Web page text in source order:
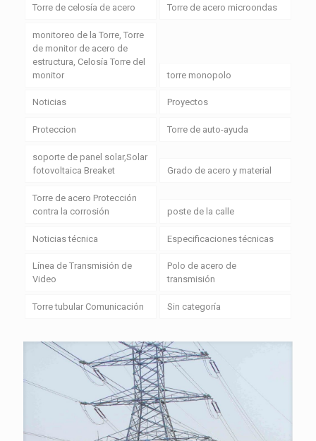
Torre de celosía de acero Torre de acero microondas
monitoreo de la Torre, Torre
de monitor de acero de
estructura, Celosía Torre del
monitor
torre monopolo
Noticias Proyectos
Proteccion Torre de auto-ayuda
soporte de panel solar,Solar
fotovoltaica Breaket
Grado de acero y material
Torre de acero Protección
contra la corrosión
poste de la calle
Noticias técnica Especificaciones técnicas
Línea de Transmisión de
Video
Polo de acero de
transmisión
Torre tubular Comunicación Sin categoría